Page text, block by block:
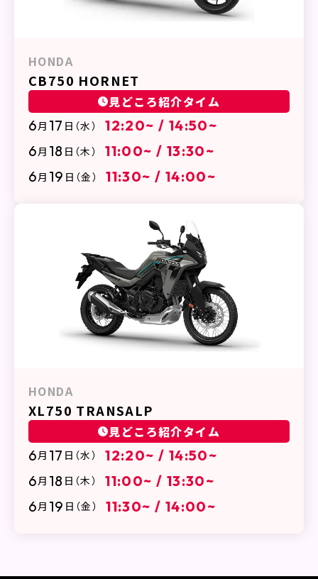
HONDA
CB750 HORNET
見どころ紹介タイム
6月 17 日（水）
12:20~ / 14:50~
6月 18 日（木）
11:00~ / 13:30~
6月 19 日（金） 11:30~ / 14:00~
HONDA
XL750 TRANSALP
見どころ紹介タイム
6月 17 日（水）
12:20~ / 14:50~
6月 18 日（木）
11:00~ / 13:30~
6月 19 日（金） 11:30~ / 14:00~